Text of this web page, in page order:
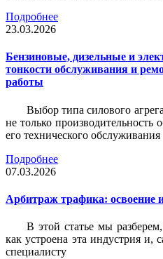
Подробнее
23.03.2026
Бензиновые, дизельные и
тонкости обслуживания и
работы
Выбор типа силового
не только
его технического обслуживания
Подробнее
07.03.2026
Арбитраж трафика: освоение
В этой статье мы
как устроена эта индустрия и,
специалисту